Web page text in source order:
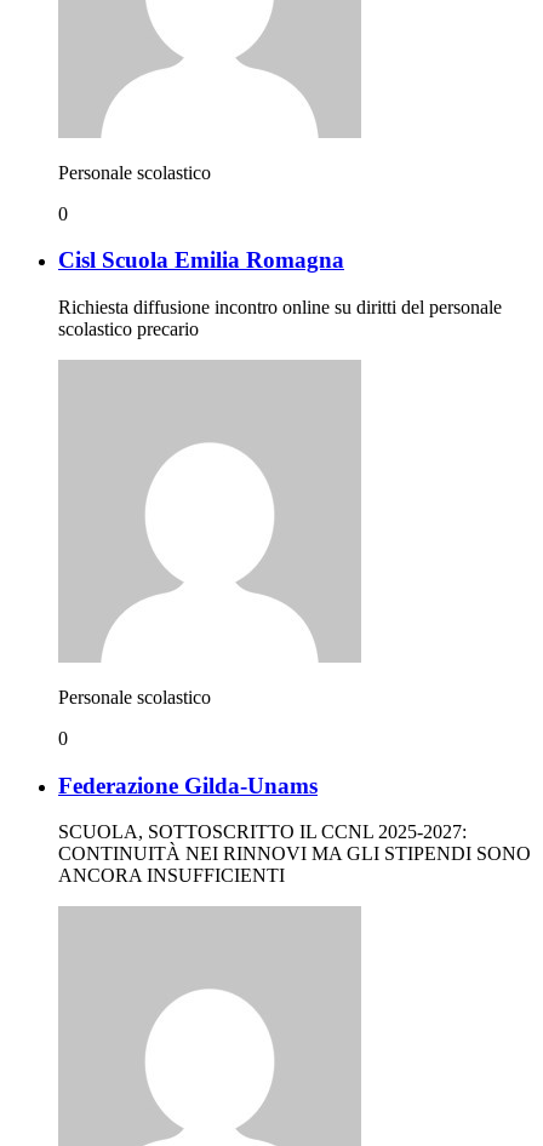
Personale scolastico
0
Cisl Scuola Emilia Romagna
Richiesta diffusione incontro online su diritti del personale
scolastico precario
Personale scolastico
0
Federazione Gilda-Unams
SCUOLA, SOTTOSCRITTO IL CCNL 2025-2027:
CONTINUITÀ NEI RINNOVI MA GLI STIPENDI SONO
ANCORA INSUFFICIENTI